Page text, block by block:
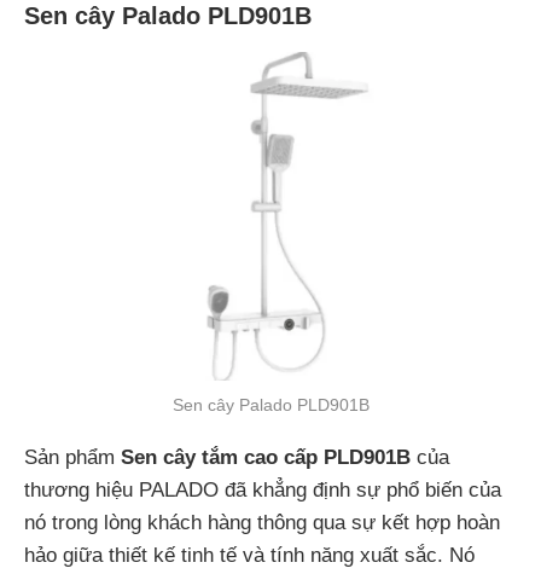
Sen cây Palado PLD901B
Sen cây Palado PLD901B
Sản phẩm Sen cây tắm cao cấp PLD901B của
thương hiệu PALADO đã khẳng định sự phổ biến của
nó trong lòng khách hàng thông qua sự kết hợp hoàn
hảo giữa thiết kế tinh tế và tính năng xuất sắc. Nó